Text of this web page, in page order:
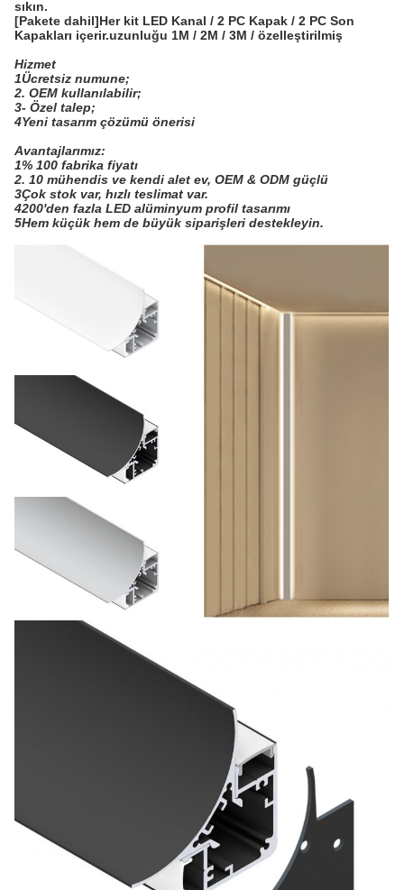
sıkın.
[Pakete dahil]Her kit LED Kanal / 2 PC Kapak / 2 PC Son
Kapakları içerir.uzunluğu 1M / 2M / 3M / özelleştirilmiş
Hizmet
1Ücretsiz numune;
2. OEM kullanılabilir;
3- Özel talep;
4Yeni tasarım çözümü önerisi
Avantajlarımız:
1% 100 fabrika fiyatı
2. 10 mühendis ve kendi alet ev, OEM & ODM güçlü
3Çok stok var, hızlı teslimat var.
4200'den fazla LED alüminyum profil tasarımı
5Hem küçük hem de büyük siparişleri destekleyin.